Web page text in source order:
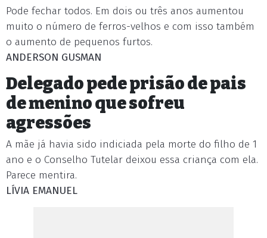
Pode fechar todos. Em dois ou três anos aumentou
muito o número de ferros-velhos e com isso também
o aumento de pequenos furtos.
ANDERSON GUSMAN
Delegado pede prisão de pais
de menino que sofreu
agressões
A mãe já havia sido indiciada pela morte do filho de 1
ano e o Conselho Tutelar deixou essa criança com ela.
Parece mentira.
LÍVIA EMANUEL